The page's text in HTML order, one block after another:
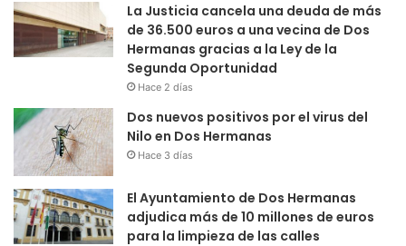
La Justicia cancela una deuda de más
de 36.500 euros a una vecina de Dos
Hermanas gracias a la Ley de la
Segunda Oportunidad
Hace 2 días
Dos nuevos positivos por el virus del
Nilo en Dos Hermanas
Hace 3 días
El Ayuntamiento de Dos Hermanas
adjudica más de 10 millones de euros
para la limpieza de las calles